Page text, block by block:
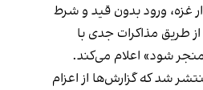
غزه، ورود بدون قید و شرط
طریق مذاکرات جدی با
شود» اعلام می‌کند.
شد که گزارش‌ها از اعزام